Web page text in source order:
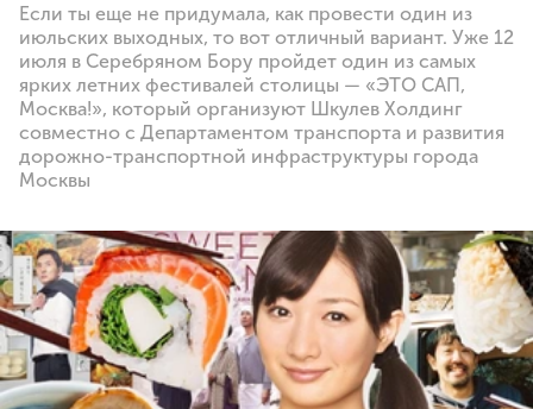
Если ты еще не придумала, как провести один из
июльских выходных, то вот отличный вариант. Уже 12
июля в Серебряном Бору пройдет один из самых
ярких летних фестивалей столицы — «ЭТО САП,
Москва!», который организуют Шкулев Холдинг
совместно с Департаментом транспорта и развития
дорожно-транспортной инфраструктуры города
Москвы